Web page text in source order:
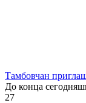
Тамбовчан
До конца
27